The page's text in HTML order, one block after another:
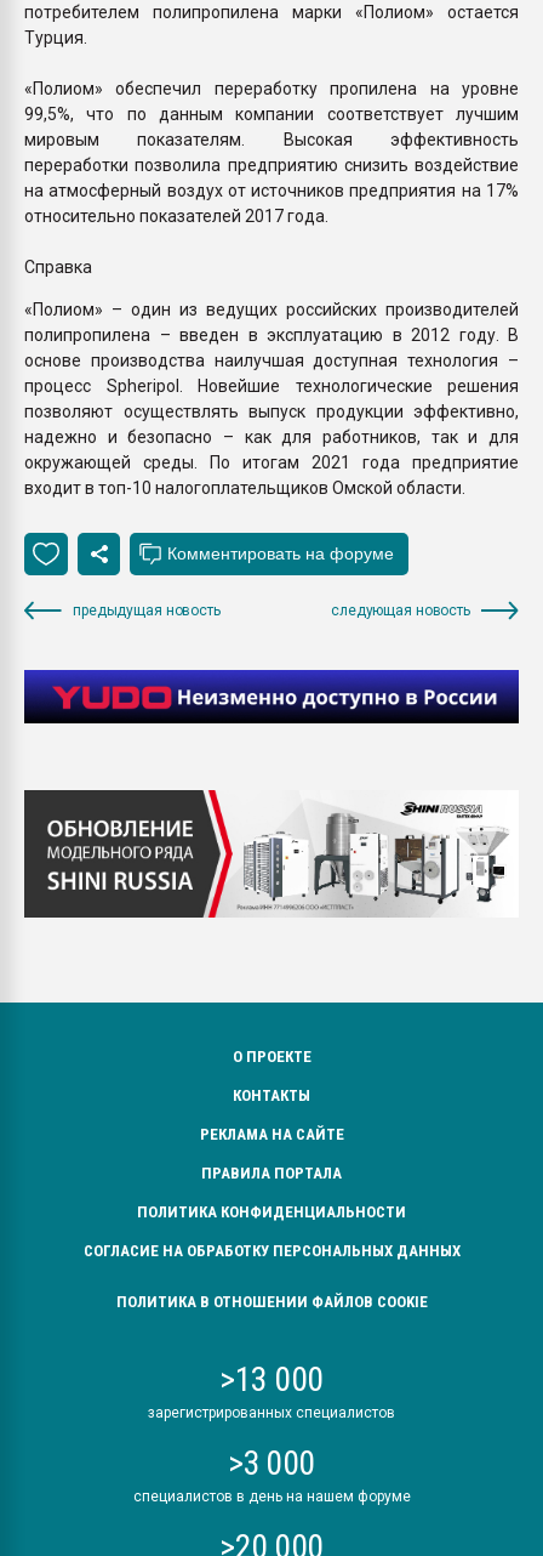
потребителем полипропилена марки «Полиом» остается
Турция.
«Полиом» обеспечил переработку пропилена на уровне
99,5%, что по данным компании соответствует лучшим
мировым показателям. Высокая эффективность
переработки позволила предприятию снизить воздействие
на атмосферный воздух от источников предприятия на 17%
относительно показателей 2017 года.
Справка
«Полиом» – один из ведущих российских производителей
полипропилена – введен в эксплуатацию в 2012 году. В
основе производства наилучшая доступная технология –
процесс Spheripol. Новейшие технологические решения
позволяют осуществлять выпуск продукции эффективно,
надежно и безопасно – как для работников, так и для
окружающей среды. По итогам 2021 года предприятие
входит в топ-10 налогоплательщиков Омской области.
предыдущая новость следующая новость
О ПРОЕКТЕ
КОНТАКТЫ
РЕКЛАМА НА САЙТЕ
ПРАВИЛА ПОРТАЛА
ПОЛИТИКА КОНФИДЕНЦИАЛЬНОСТИ
СОГЛАСИЕ НА ОБРАБОТКУ ПЕРСОНАЛЬНЫХ ДАННЫХ
ПОЛИТИКА В ОТНОШЕНИИ ФАЙЛОВ COOKIE
>13 000
зарегистрированных специалистов
>3 000
специалистов в день на нашем форуме
>20 000